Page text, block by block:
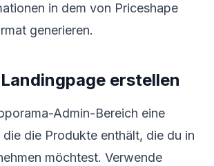
in dem von Priceshape
generieren.
erstellen
Admin-Bereich eine
die Produkte enthält, die du in
möchtest. Verwende